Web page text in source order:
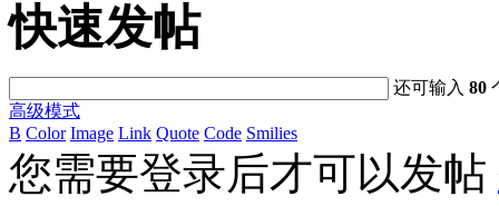
快速发帖
还可输入80
高级模式
B Color Image Link Quote Code Smilies
您需要登录后才可以发帖